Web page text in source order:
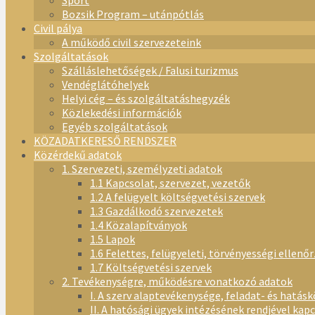
Bozsik Program – utánpótlás
Civil pálya
A működő civil szervezeteink
Szolgáltatások
Szálláslehetőségek / Falusi turizmus
Vendéglátóhelyek
Helyi cég – és szolgáltatáshegyzék
Közlekedési információk
Egyéb szolgáltatások
KÖZADATKERESŐ RENDSZER
Közérdekű adatok
1. Szervezeti, személyzeti adatok
1.1 Kapcsolat, szervezet, vezetők
1.2 A felügyelt költségvetési szervek
1.3 Gazdálkodó szervezetek
1.4 Közalapítványok
1.5 Lapok
1.6 Felettes, felügyeleti, törvényességi
1.7 Költségvetési szervek
2. Tevékenységre, működésre vonatkozó adatok
I. A szerv alaptevékenysége, feladat- és
II. A hatósági ügyek intézésének rendjével